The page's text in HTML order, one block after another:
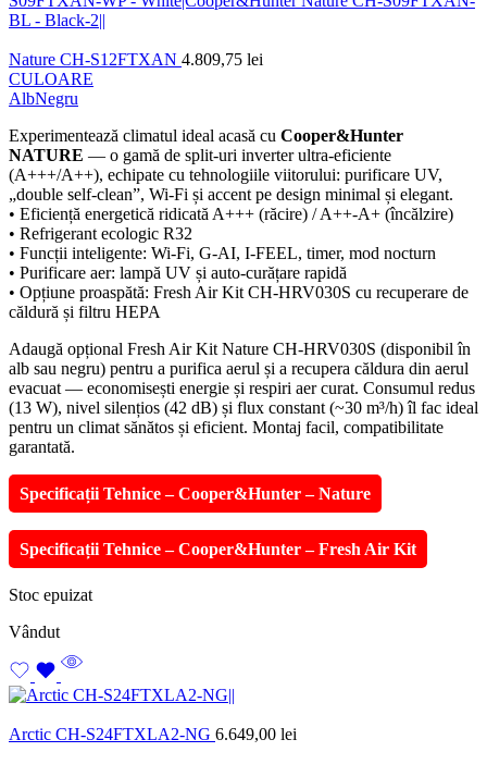
Nature CH-S12FTXAN 4.809,75 lei
CULOARE
AlbNegru
Experimentează climatul ideal acasă cu Cooper&Hunter
NATURE — o gamă de split-uri inverter ultra-eficiente
(A+++/A++), echipate cu tehnologiile viitorului: purificare UV,
„double self-clean”, Wi-Fi și accent pe design minimal și elegant.
• Eficiență energetică ridicată A+++ (răcire) / A++-A+ (încălzire)
• Refrigerant ecologic R32
• Funcții inteligente: Wi-Fi, G-AI, I-FEEL, timer, mod nocturn
• Purificare aer: lampă UV și auto-curățare rapidă
• Opțiune proaspătă: Fresh Air Kit CH-HRV030S cu recuperare de
căldură și filtru HEPA
Adaugă opțional Fresh Air Kit Nature CH-HRV030S (disponibil în
alb sau negru) pentru a purifica aerul și a recupera căldura din aerul
evacuat — economisești energie și respiri aer curat. Consumul redus
(13 W), nivel silențios (42 dB) și flux constant (~30 m³/h) îl fac ideal
pentru un climat sănătos și eficient. Montaj facil, compatibilitate
garantată.
Specificații Tehnice – Cooper&Hunter – Nature
Specificații Tehnice – Cooper&Hunter – Fresh Air Kit
Stoc epuizat
Vândut
Arctic CH-S24FTXLA2-NG 6.649,00 lei